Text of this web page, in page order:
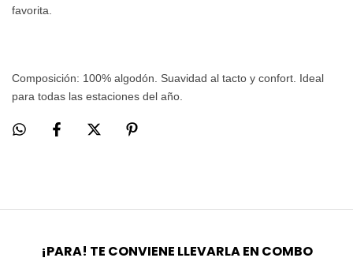
favorita.
Composición: 100% algodón. Suavidad al tacto y confort. Ideal
para todas las estaciones del año.
¡PARA! TE CONVIENE LLEVARLA EN COMBO